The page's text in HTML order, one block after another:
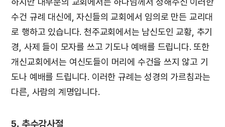
수건 규례 대신에, 자신들의 교회에서 임의로 만든 교리대
로 행하고 있습니다. 천주교회에서는 남신도인 교황, 추기
경, 사제 들이 모자를 쓰고 기도나 예배를 드립니다. 또한
개신교회에서는 여신도들이 머리에 수건을 쓰지 않고 기
도나 예배를 드립니다. 이러한 규례는 성경의 가르침과는
다른, 사람의 계명입니다.
5. 추수감사절